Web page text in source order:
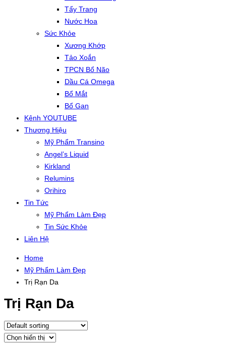
Tẩy Trang
Nước Hoa
Sức Khỏe
Xương Khớp
Tảo Xoắn
TPCN Bổ Não
Dầu Cá Omega
Bổ Mắt
Bổ Gan
Kênh YOUTUBE
Thương Hiệu
Mỹ Phẩm Transino
Angel’s Liquid
Kirkland
Relumins
Orihiro
Tin Tức
Mỹ Phẩm Làm Đẹp
Tin Sức Khỏe
Liên Hệ
Home
Mỹ Phẩm Làm Đẹp
Trị Rạn Da
Trị Rạn Da